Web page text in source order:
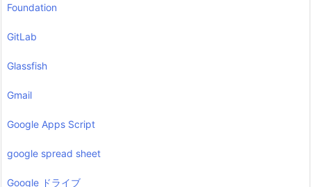
Foundation
GitLab
Glassfish
Gmail
Google Apps Script
google spread sheet
Google ドライブ